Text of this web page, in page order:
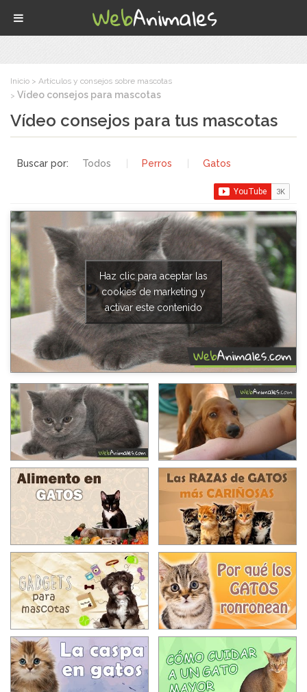
Inicio Artículos y consejos sobre mascotas
Vídeo consejos para mascotas
Vídeo consejos para tus mascotas
Buscar por: Todos Perros Gatos
Haz clic para aceptar las
cookies de marketing y
activar este contenido